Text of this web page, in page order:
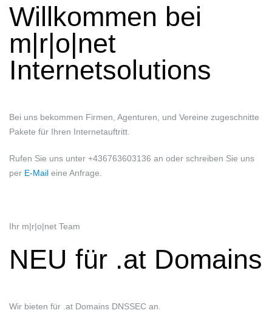
Willkommen bei
m|r|o|net
Internetsolutions
Bei uns bekommen Firmen, Agenturen, und Vereine zugeschnitte
Pakete für Ihren Internetauftritt.
Rufen Sie uns unter +436763603136 an oder schreiben Sie uns
per E-Mail eine Anfrage.
Ihr m|r|o|net Team
NEU für .at Domains
Wir bieten für .at Domains DNSSEC an.